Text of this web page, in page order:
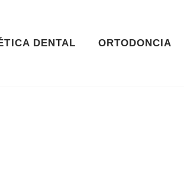
DENTAL ORTODONCIA